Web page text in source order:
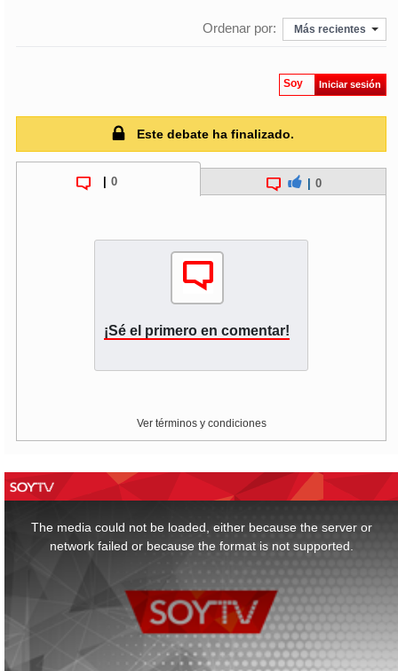
Ordenar por: Más recientes
Soy Iniciar sesión
Este debate ha finalizado.
| 0 0
¡Sé el primero en comentar!
Ver términos y condiciones
The media could not be loaded, either because the server or
network failed or because the format is not supported.